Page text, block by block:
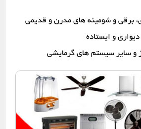
برقی و شومینه های مدرن و قدیمی
و ایستاده
و سایر سیستم های گرمایشی